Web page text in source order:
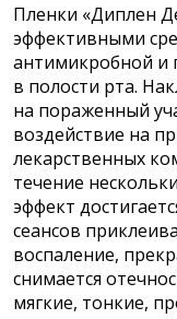
Пленки «Диплен
эффективными
антимикробной и
в полости рта.
на пораженный
воздействие на
лекарственных
течение
эффект
сеансов
воспаление,
снимается
мягкие, тонкие,